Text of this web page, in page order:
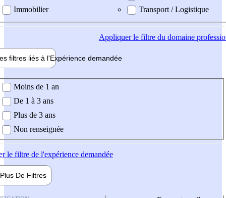
Immobilier
Transport / Logistique
Appliquerle filtre du domaine
filtres liés à l'Expérience demandée
demandée
Moins de 1 an
De 1 à 3 ans
Plus de 3 ans
Non renseignée
le filtre de l'expérience demandée
Plus De Filtres